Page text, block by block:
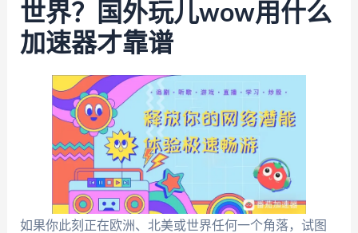
世界？国外玩儿wow用什么
加速器才靠谱
如果你此刻正在欧洲、北美或世界任何一个角落，试图